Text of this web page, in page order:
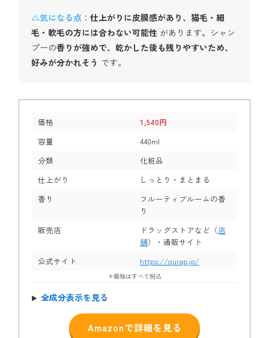
△気になる点 ：仕上がりに皮膜感があり、猫毛・細
毛・軟毛の方には合わない可能性 があります。シャン
プーの香りが強めで、乾かした後も残りやすいため、
好みが分かれそう です。
価格
1,540円
容量
440ml
分類
化粧品
仕上がり
しっとり・まとまる
香り
フルーティブルームの香
り​
販売店
ドラッグストアなど（店
舗）・通販サイト
公式サイト
https://qurap.jp/
＊価格はすべて税込
全成分表示を見る
Amazonで詳細を見る